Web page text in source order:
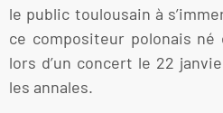
le public toulousain à
ce compositeur polonais né
lors d’un concert le 22
les annales.